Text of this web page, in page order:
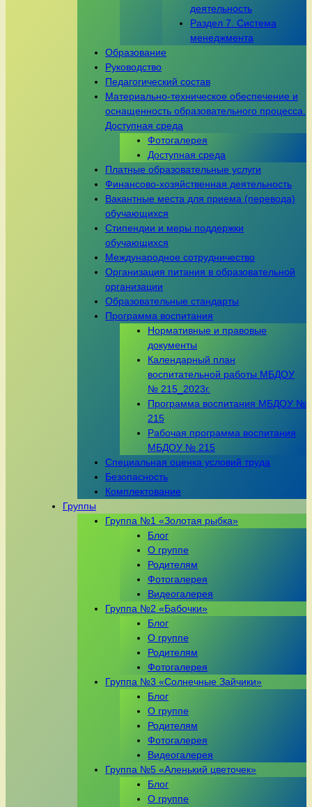
деятельность
Раздел 7. Система
менеджмента
Образование
Руководство
Педагогический состав
Материально-техническое обеспечение и
оснащенность образовательного процесса.
Доступная среда
Фотогалерея
Доступная среда
Платные образовательные услуги
Финансово-хозяйственная деятельность
Вакантные места для приема (перевода)
обучающихся
Стипендии и меры поддержки
обучающихся
Международное сотрудничество
Организация питания в образовательной
организации
Образовательные стандарты
Программа воспитания
Нормативные и правовые
документы
Календарный план
воспитательной работы МБДОУ
№ 215_2023г.
Программа воспитания МБДОУ №
215
Рабочая программа воспитания
МБДОУ № 215
Специальная оценка условий труда
Безопасность
Комплектование
Группы
Группа №1 «Золотая рыбка»
Блог
О группе
Родителям
Фотогалерея
Видеогалерея
Группа №2 «Бабочки»
Блог
О группе
Родителям
Фотогалерея
Группа №3 «Солнечные Зайчики»
Блог
О группе
Родителям
Фотогалерея
Видеогалерея
Группа №5 «Аленький цветочек»
Блог
О группе